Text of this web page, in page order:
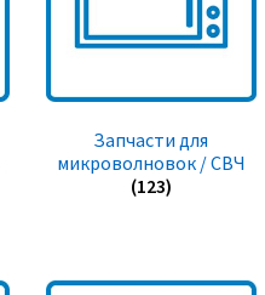
Запчасти для
микроволновок / СВЧ
(123)